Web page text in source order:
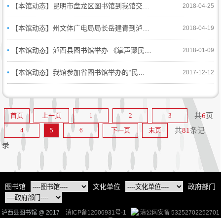
• 【本馆动态】昆明市盘龙区图书馆到我馆交流学习 2018-04-25
• 【本馆动态】州文体广电局局长岳建青到泸西县图书馆调研 2018-04-19
• 【本馆动态】泸西县图书馆举办 《掌声聚民心 开启新时代——学习十九大报告》线上图文展 2018-01-09
• 【本馆动态】我馆参加省图书馆举办的“民国时期文献保护计划”宣传推广活动 2017-12-12
首页 上一页 1 2
3
4
5 6 下一页 末页
共6页
共81条记
录
图书馆 文化单位 政府部门
泸西县图书馆 @ 2017 滇ICP备12006931号-1
滇公网安备 53252702252701